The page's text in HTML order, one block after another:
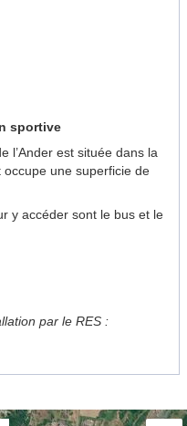
sportive
l’Ander est située dans la
une superficie de
y accéder sont le bus et le
par le RES :